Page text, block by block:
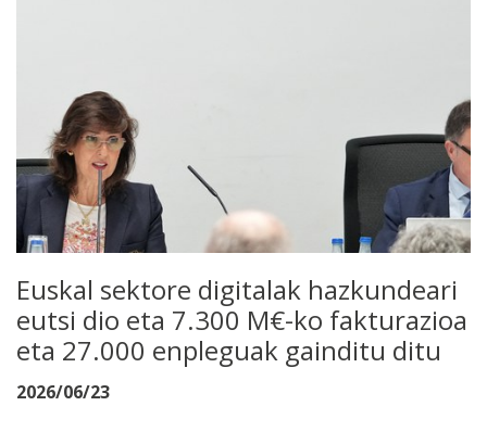
Euskal sektore digitalak hazkundeari
eutsi dio eta 7.300 M€-ko fakturazioa
eta 27.000 enpleguak gainditu ditu
2026/06/23